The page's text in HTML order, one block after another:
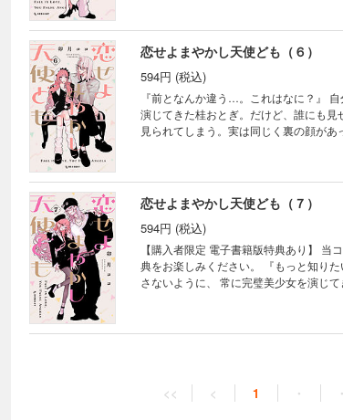
恋せよまやかし天使ども（６）
594円 (税込)
『前となんか違う…。これはなに？』 自分以外の誰かから求められる自分像を崩さないように、常に完璧美少女を
演じてきた桂おとぎ。だけど、誰にも
見られてしまう。実は同じく裏の顔が
恋せよまやかし天使ども（７）
594円 (税込)
【購入者限定 電子書籍版特典あり】
典をお楽しみください。 『もっと知りたい。前とは全然違うから…。』 自分以外の誰かから求められる自分像を崩
さないように、 常に完璧美少女を演じ
に。 お互いに付き合うことに慣れず、ドキドキの日々だけど…!? 可
<< < 1 ・ ・